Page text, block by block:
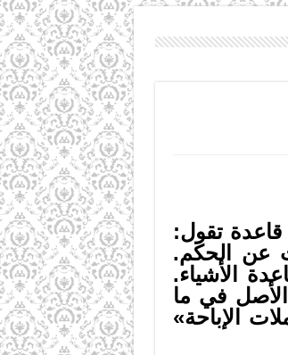
قاعدة تقول:
عن الحكم.
الأشياء.
في ما
الإباحة»